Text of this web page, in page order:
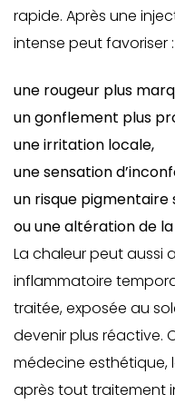
rapide. Après une
intense peut favoriser :
une rougeur plus
un gonflement plus
une irritation locale,
une sensation
un risque pigmentaire
ou une altération de
La chaleur peut aussi
inflammatoire
traitée, exposée au
devenir plus réactive.
médecine esthétique,
après tout traitement